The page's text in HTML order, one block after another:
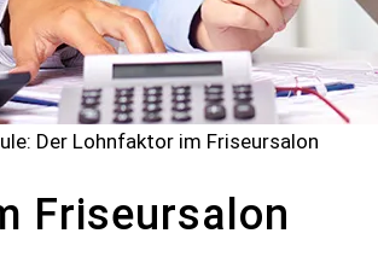
Der Lohnfaktor im Friseursalon
Friseursalon